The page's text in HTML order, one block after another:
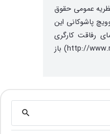
عمومی حقوق
پاشوکانی این
رفاقت کارگری
منتشر شد . (http://www.refaghat.org) باز